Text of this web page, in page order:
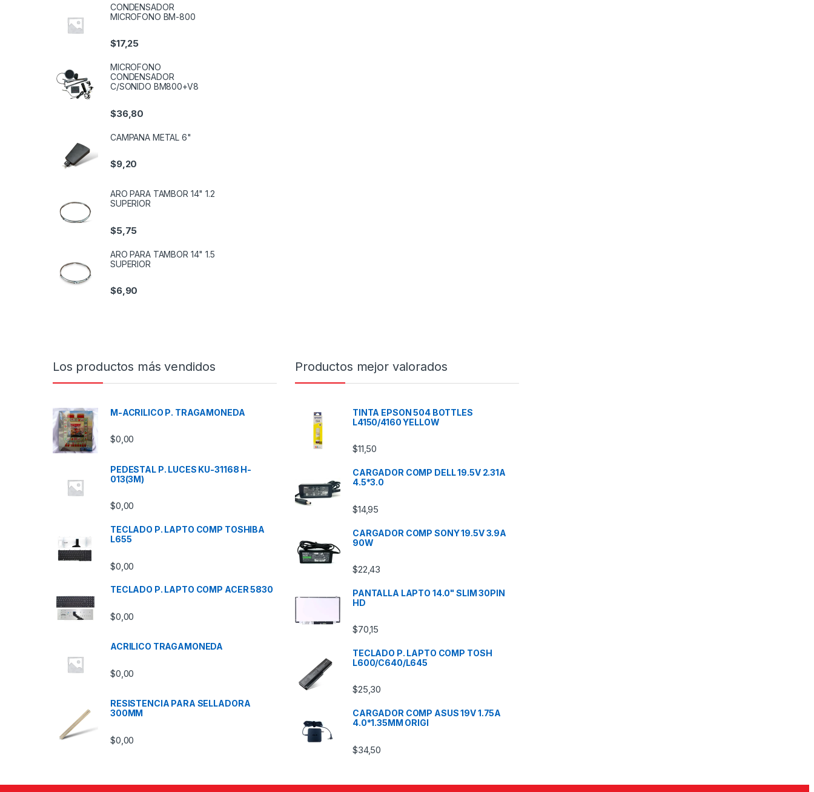
CONDENSADOR
MICROFONO BM-800
$17,25
MICROFONO
CONDENSADOR
C/SONIDO BM800+V8
$36,80
CAMPANA METAL 6"
$9,20
ARO PARA TAMBOR 14" 1.2
SUPERIOR
$5,75
ARO PARA TAMBOR 14" 1.5
SUPERIOR
$6,90
Los productos más vendidos
M-ACRILICO P. TRAGAMONEDA
$0,00
PEDESTAL P. LUCES KU-31168 H-
013(3M)
$0,00
TECLADO P. LAPTO COMP TOSHIBA
L655
$0,00
TECLADO P. LAPTO COMP ACER 5830
$0,00
ACRILICO TRAGAMONEDA
$0,00
RESISTENCIA PARA SELLADORA
300MM
$0,00
Productos mejor valorados
TINTA EPSON 504 BOTTLES
L4150/4160 YELLOW
$11,50
CARGADOR COMP DELL 19.5V 2.31A
4.5*3.0
$14,95
CARGADOR COMP SONY 19.5V 3.9A
90W
$22,43
PANTALLA LAPTO 14.0" SLIM 30PIN
HD
$70,15
TECLADO P. LAPTO COMP TOSH
L600/C640/L645
$25,30
CARGADOR COMP ASUS 19V 1.75A
4.0*1.35MM ORIGI
$34,50